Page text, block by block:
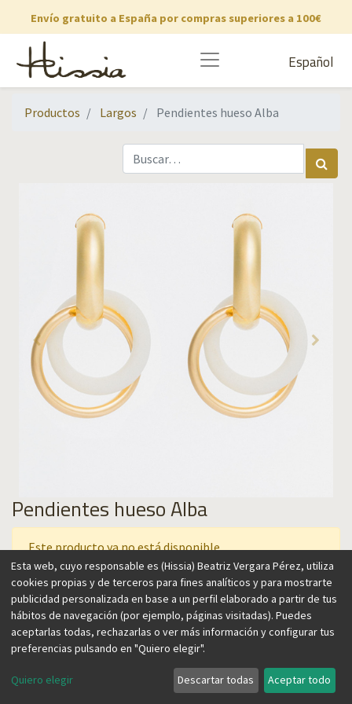
Envío gratuito a España por compras superiores a 100€
Español
Productos Largos Pendientes hueso Alba
Pendientes hueso Alba
Este producto ya no está disponible.
Estos favorecedores pendientes están realizados con aros
superpuestos, que permiten llevarlos de distintas formas. Su
color hueso aporta luz a la cara y permite combinarlos con
cualquier color. Su diseño ultra ligero, versátil y atemporal
los convierte en un básico para cualquier joyero.
Esta web, cuyo responsable es (Hissia) Beatriz Vergara Pérez, utiliza
cookies propias y de terceros para fines analíticos y para mostrarte
publicidad personalizada en base a un perfil elaborado a partir de tus
hábitos de navegación (por ejemplo, páginas visitadas). Puedes
aceptarlas todas, rechazarlas o ver más información y configurar tus
preferencias pulsando en "Quiero elegir".
Quiero elegir Descartar todas Aceptar todo